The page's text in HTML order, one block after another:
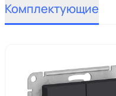
Комплектующие